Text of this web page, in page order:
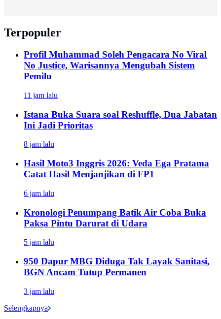
Terpopuler
Profil Muhammad Soleh Pengacara No Viral
No Justice, Warisannya Mengubah Sistem
Pemilu
11 jam lalu
Istana Buka Suara soal Reshuffle, Dua Jabatan
Ini Jadi Prioritas
8 jam lalu
Hasil Moto3 Inggris 2026: Veda Ega Pratama
Catat Hasil Menjanjikan di FP1
6 jam lalu
Kronologi Penumpang Batik Air Coba Buka
Paksa Pintu Darurat di Udara
5 jam lalu
950 Dapur MBG Diduga Tak Layak Sanitasi,
BGN Ancam Tutup Permanen
3 jam lalu
Selengkapnya